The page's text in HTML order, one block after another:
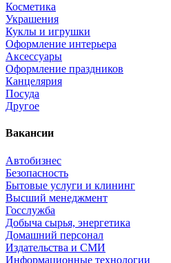
Косметика
Украшения
Куклы и игрушки
Оформление интерьера
Аксессуары
Оформление праздников
Канцелярия
Посуда
Другое
Вакансии
Автобизнес
Безопасность
Бытовые услуги и клининг
Высший менеджмент
Госслужба
Добыча сырья, энергетика
Домашний персонал
Издательства и СМИ
Информационные технологии